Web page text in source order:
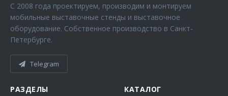
С 2008 года проектируем, производим и монтируем
мобильные выставочные стенды и выставочное
оборудование. Собственное производство в Санкт-
Петербурге.
Telegram
РАЗДЕЛЫ
КАТАЛОГ